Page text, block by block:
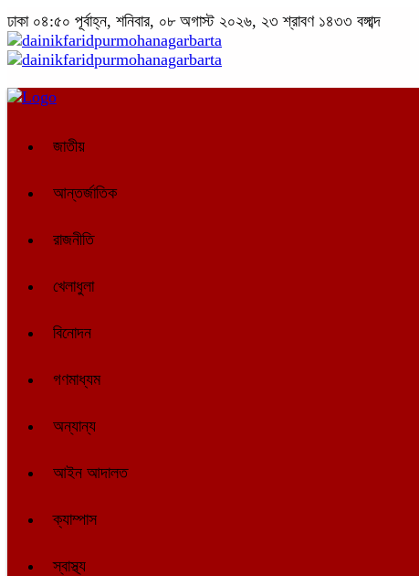
ঢাকা ০৪:৫০ পূর্বাহ্ন, শনিবার, ০৮ অগাস্ট ২০২৬, ২৩ শ্রাবণ ১৪৩৩ বঙ্গাব্দ
জাতীয়
আন্তর্জাতিক
রাজনীতি
খেলাধুলা
বিনোদন
গণমাধ্যম
অন্যান্য
আইন আদালত
ক্যাম্পাস
স্বাস্থ্য